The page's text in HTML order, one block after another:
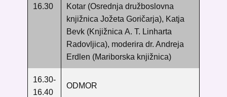
16.30
Kotar (Osrednja družboslovna
knjižnica Jožeta Goričarja), Katja
Bevk (Knjižnica A. T. Linharta
Radovljica), moderira dr. Andreja
Erdlen (Mariborska knjižnica)
16.30-
16.40
ODMOR